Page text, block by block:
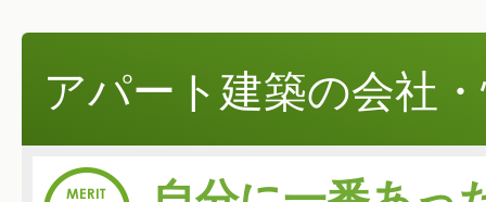
アパート建築の会社